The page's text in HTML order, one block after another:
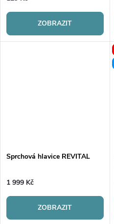
ZOBRAZIT
Sprchová hlavice REVITAL
1 999 Kč
ZOBRAZIT